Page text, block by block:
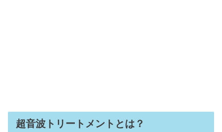
超音波トリートメントとは？